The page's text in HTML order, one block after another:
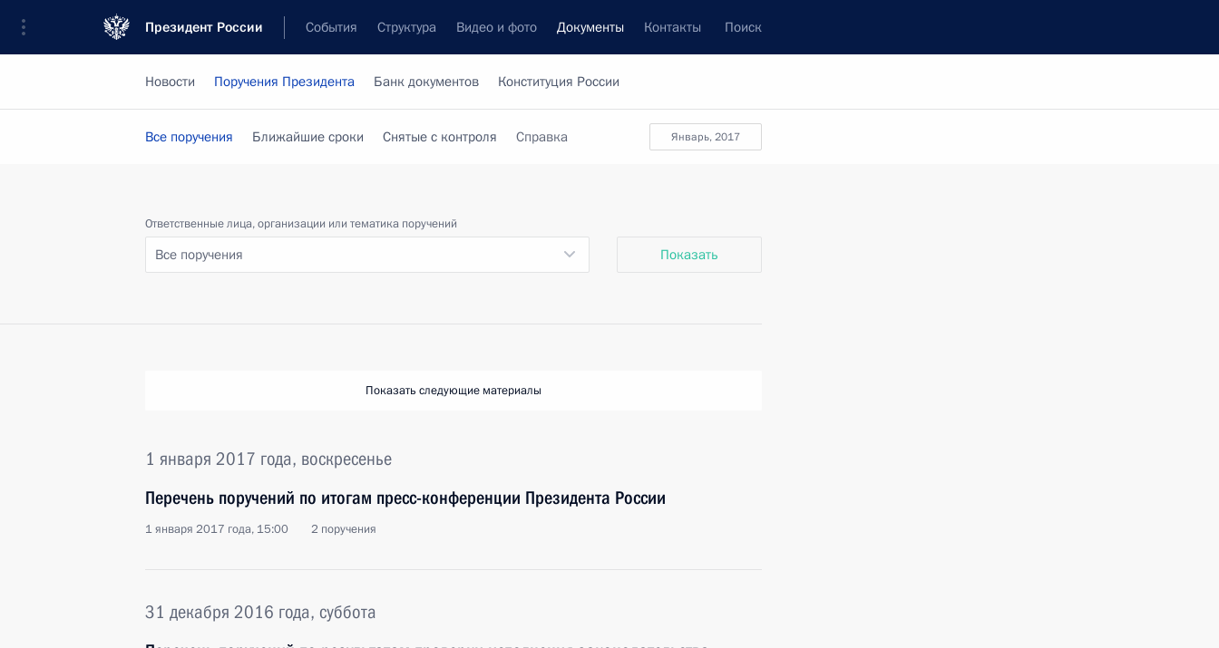
Президент России События Структура Видео и фото Документы Контакты Поиск
Новости Поручения Президента Банк документов Конституция России
январь, 2017
Все поручения Ближайшие сроки Снятые с контроля Справка
Ответственные лица, организации или тематика поручений
Все поручения Показать
Показать следующие материалы
1 января 2017 года, воскресенье
Перечень поручений по итогам пресс-конференции Президента России
1 января 2017 года, 15:00 2 поручения
31 декабря 2016 года, суббота